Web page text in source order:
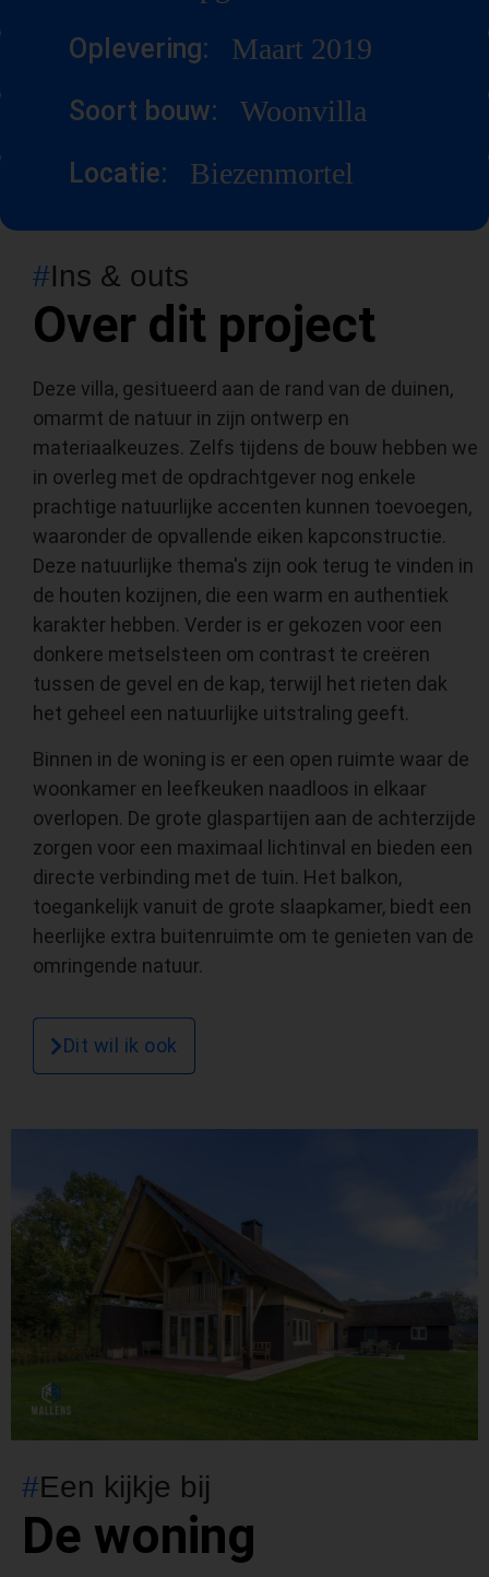
Oplevering: Maart 2019
Soort bouw: Woonvilla
Locatie: Biezenmortel
#Ins & outs
Over dit project
Deze villa, gesitueerd aan de rand van de duinen,
omarmt de natuur in zijn ontwerp en
materiaalkeuzes. Zelfs tijdens de bouw hebben we
in overleg met de opdrachtgever nog enkele
prachtige natuurlijke accenten kunnen toevoegen,
waaronder de opvallende eiken kapconstructie.
Deze natuurlijke thema's zijn ook terug te vinden in
de houten kozijnen, die een warm en authentiek
karakter hebben. Verder is er gekozen voor een
donkere metselsteen om contrast te creëren
tussen de gevel en de kap, terwijl het rieten dak
het geheel een natuurlijke uitstraling geeft.
Binnen in de woning is er een open ruimte waar de
woonkamer en leefkeuken naadloos in elkaar
overlopen. De grote glaspartijen aan de achterzijde
zorgen voor een maximaal lichtinval en bieden een
directe verbinding met de tuin. Het balkon,
toegankelijk vanuit de grote slaapkamer, biedt een
heerlijke extra buitenruimte om te genieten van de
omringende natuur.
Dit wil ik ook
#Een kijkje bij
De woning